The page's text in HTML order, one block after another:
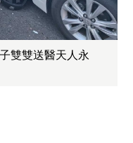
雙雙送醫天人永